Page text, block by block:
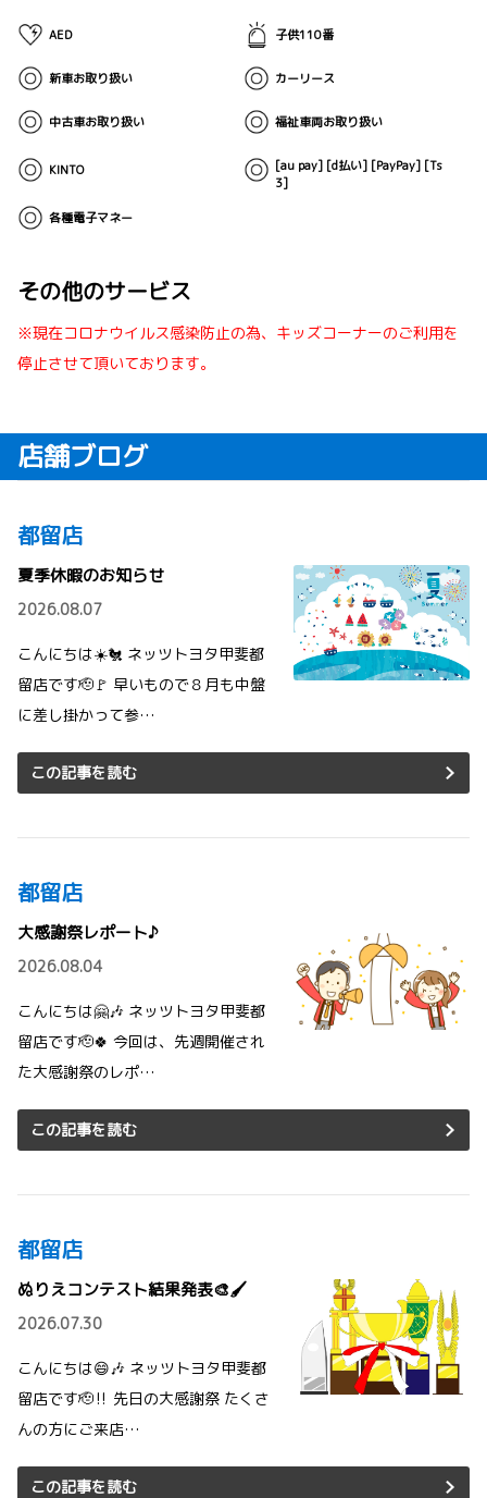
AED 子供110番
新車お取り扱い カーリース
中古車お取り扱い 福祉車両お取り扱い
KINTO
[au pay] [d払い] [PayPay] [Ts
3]
各種電子マネー
その他のサービス
※現在コロナウイルス感染防止の為、キッズコーナーのご利用を
停止させて頂いております。
店舗ブログ
都留店
夏季休暇のお知らせ
2026.08.07
こんにちは☀️🐔 ネッツトヨタ甲斐都
留店です🫡🚩 早いもので８月も中盤
に差し掛かって参…
この記事を読む
都留店
大感謝祭レポート♪
2026.08.04
こんにちは🤗🎶 ネッツトヨタ甲斐都
留店です🫡🍀 今回は、先週開催され
た大感謝祭のレポ…
この記事を読む
都留店
ぬりえコンテスト結果発表🎨🖌️
2026.07.30
こんにちは😄🎶 ネッツトヨタ甲斐都
留店です🫡‼️ 先日の大感謝祭 たくさ
んの方にご来店…
この記事を読む